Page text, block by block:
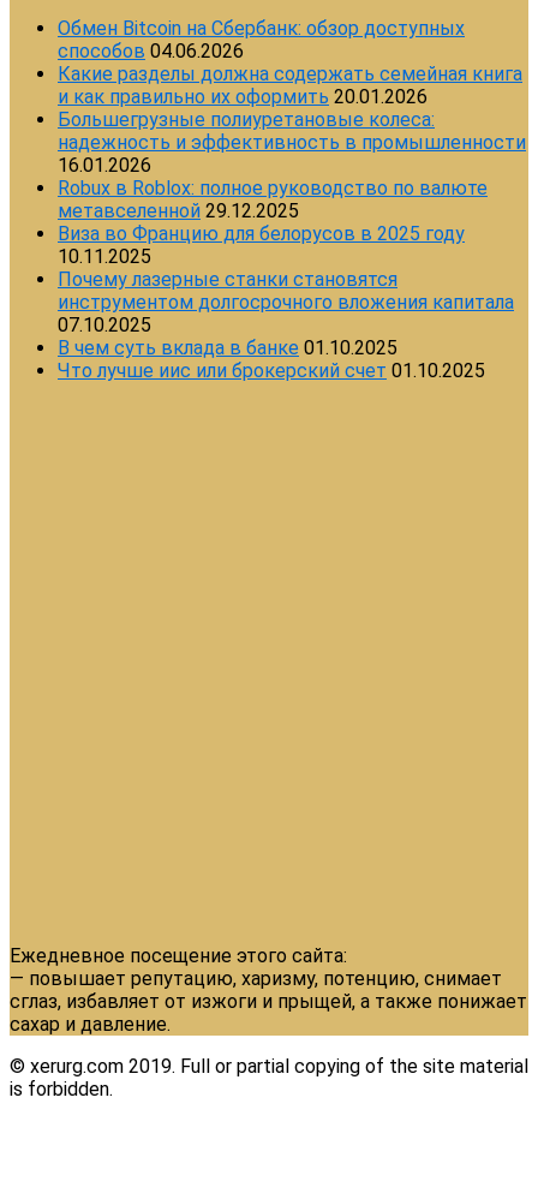
Обмен Bitcoin на Сбербанк: обзор доступных
способов 04.06.2026
Какие разделы должна содержать семейная книга
и как правильно их оформить 20.01.2026
Большегрузные полиуретановые колеса:
надежность и эффективность в промышленности
16.01.2026
Robux в Roblox: полное руководство по валюте
метавселенной 29.12.2025
Виза во Францию для белорусов в 2025 году
10.11.2025
Почему лазерные станки становятся
инструментом долгосрочного вложения капитала
07.10.2025
В чем суть вклада в банке 01.10.2025
Что лучше иис или брокерский счет 01.10.2025
Ежедневное посещение этого сайта:
— повышает репутацию, харизму, потенцию, снимает
сглаз, избавляет от изжоги и прыщей, а также понижает
сахар и давление.
© xerurg.com 2019. Full or partial copying of the site material
is forbidden.